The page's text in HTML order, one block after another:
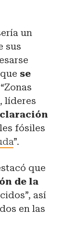
un
sus
se
líderes
fósiles
”.
que
de la
así
en las